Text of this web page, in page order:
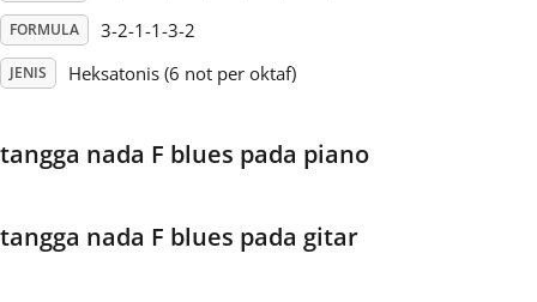
Español
FORMULA 3-2-1-1-3-2
JENIS Heksatonis (6 not per oktaf)
tangga nada F blues pada piano
tangga nada F blues pada gitar